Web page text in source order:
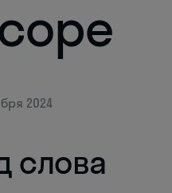
2024
слова